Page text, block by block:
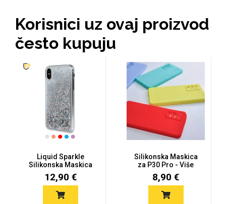
Korisnici uz ovaj proizvod
često kupuju
Liquid Sparkle
Silikonska Maskica
za P30 Pro
12,90 €
Silikonska Maskica
za P30 Pro - Više
Boja
8,90 €
Gaming motivi Crtani filmovi